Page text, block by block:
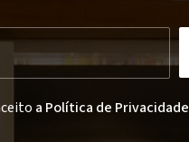
a Política de Privacidade